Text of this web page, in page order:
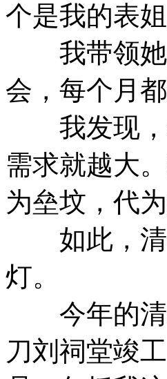
个是我的表姐
我带领她
会，每个月
我发现，
需求就越大
为垒坟，代
如此，清
灯。
今年的清
刀刘祠堂竣